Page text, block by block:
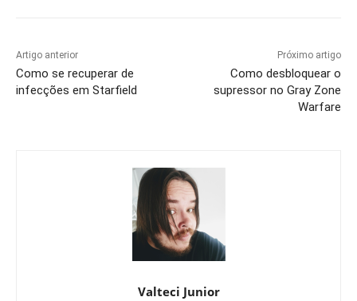
Artigo anterior
Como se recuperar de
infecções em Starfield
Próximo artigo
Como desbloquear o
supressor no Gray Zone
Warfare
Valteci Junior